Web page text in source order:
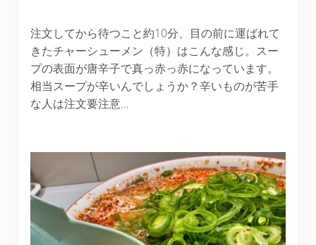
注文してから待つこと約10分、目の前に運ばれて
きたチャーシューメン（特）はこんな感じ。スー
プの表面が唐辛子で真っ赤っ赤になっています。
相当スープが辛いんでしょうか？辛いものが苦手
な人は注文要注意…